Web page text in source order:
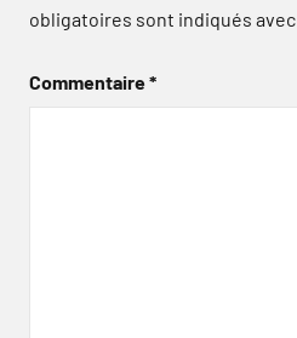
obligatoires sont indiqués avec
Commentaire*